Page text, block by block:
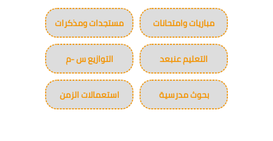
مباريات وامتحانات مستجدات ومذكرات
التعليم عنبعد التوازيع س -م
بحوث مدرسية استعمالات الزمن